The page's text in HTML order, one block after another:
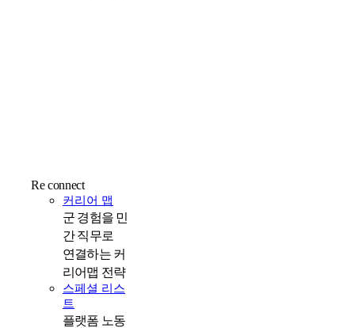
Re connect
커리어 맵
군 경험을 민
간 직무로
연결하는 커
리어맵 전략
스페셜 리스
트
플랫폼 노동